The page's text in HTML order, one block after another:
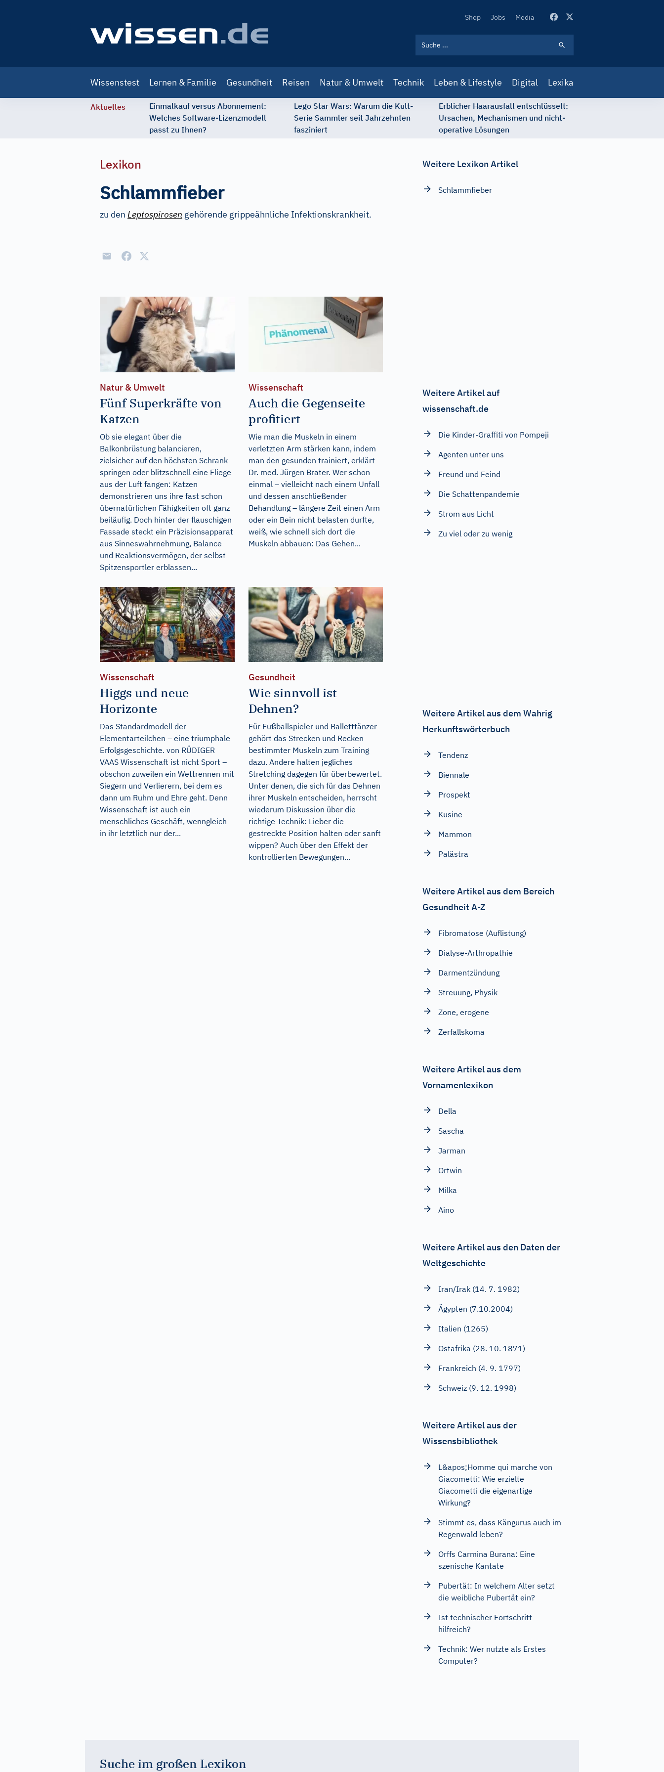
Secondary
Shop Jobs Media
navigation
Wissenstest Lernen & Familie Gesundheit Reisen Natur & Umwelt Technik Leben & Lifestyle Digital Lexika
Aktuelles
Einmalkauf versus Abonnement:
Welches Software-Lizenzmodell
passt zu Ihnen?
Lego Star Wars: Warum die Kult-
Serie Sammler seit Jahrzehnten
fasziniert
Erblicher Haarausfall entschlüsselt:
Ursachen, Mechanismen und nicht-
operative Lösungen
Lexikon
Schlammfieber
zu den Leptospirosen gehörende grippeähnliche Infektionskrankheit.
Natur & Umwelt
Fünf Superkräfte von
Katzen
Ob sie elegant über die
Balkonbrüstung balancieren,
zielsicher auf den höchsten Schrank
springen oder blitzschnell eine Fliege
aus der Luft fangen: Katzen
demonstrieren uns ihre fast schon
übernatürlichen Fähigkeiten oft ganz
beiläufig. Doch hinter der flauschigen
Fassade steckt ein Präzisionsapparat
aus Sinneswahrnehmung, Balance
und Reaktionsvermögen, der selbst
Spitzensportler erblassen...
Wissenschaft
Auch die Gegenseite
profitiert
Wie man die Muskeln in einem
verletzten Arm stärken kann, indem
man den gesunden trainiert, erklärt
Dr. med. Jürgen Brater. Wer schon
einmal – vielleicht nach einem Unfall
und dessen anschließender
Behandlung – längere Zeit einen Arm
oder ein Bein nicht belasten durfte,
weiß, wie schnell sich dort die
Muskeln abbauen: Das Gehen...
Wissenschaft
Higgs und neue
Horizonte
Das Standardmodell der
Elementarteilchen – eine triumphale
Erfolgsgeschichte. von RÜDIGER
VAAS Wissenschaft ist nicht Sport –
obschon zuweilen ein Wettrennen mit
Siegern und Verlierern, bei dem es
dann um Ruhm und Ehre geht. Denn
Wissenschaft ist auch ein
menschliches Geschäft, wenngleich
in ihr letztlich nur der...
Gesundheit
Wie sinnvoll ist
Dehnen?
Für Fußballspieler und Balletttänzer
gehört das Strecken und Recken
bestimmter Muskeln zum Training
dazu. Andere halten jegliches
Stretching dagegen für überbewertet.
Unter denen, die sich für das Dehnen
ihrer Muskeln entscheiden, herrscht
wiederum Diskussion über die
richtige Technik: Lieber die
gestreckte Position halten oder sanft
wippen? Auch über den Effekt der
kontrollierten Bewegungen...
Weitere Lexikon Artikel
Schlammfieber
Weitere Artikel auf
wissenschaft.de
Die Kinder-Graffiti von Pompeji
Agenten unter uns
Freund und Feind
Die Schattenpandemie
Strom aus Licht
Zu viel oder zu wenig
Weitere Artikel aus dem Wahrig
Herkunftswörterbuch
Tendenz
Biennale
Prospekt
Kusine
Mammon
Palästra
Weitere Artikel aus dem Bereich
Gesundheit A-Z
Fibromatose (Auflistung)
Dialyse-Arthropathie
Darmentzündung
Streuung, Physik
Zone, erogene
Zerfallskoma
Weitere Artikel aus dem
Vornamenlexikon
Della
Sascha
Jarman
Ortwin
Milka
Aino
Weitere Artikel aus den Daten der
Weltgeschichte
Iran/Irak (14. 7. 1982)
Ägypten (7.10.2004)
Italien (1265)
Ostafrika (28. 10. 1871)
Frankreich (4. 9. 1797)
Schweiz (9. 12. 1998)
Weitere Artikel aus der
Wissensbibliothek
L&apos;Homme qui marche von
Giacometti: Wie erzielte
Giacometti die eigenartige
Wirkung?
Stimmt es, dass Kängurus auch im
Regenwald leben?
Orffs Carmina Burana: Eine
szenische Kantate
Pubertät: In welchem Alter setzt
die weibliche Pubertät ein?
Ist technischer Fortschritt
hilfreich?
Technik: Wer nutzte als Erstes
Computer?
Suche im großen Lexikon